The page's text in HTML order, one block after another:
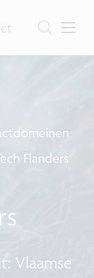
Flanders
Vlaamse